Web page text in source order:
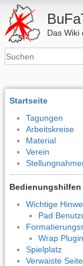
Das Wiki
Startseite
Tagungen
Arbeitskreise
Material
Verein
Bedienungshilfen
Wichtige
Pad
Wrap Plugin
Spielplatz
Verwaiste